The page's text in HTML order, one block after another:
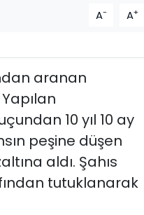
A- A+
aranan
10 yıl 10 ay
peşine düşen
aldı. Şahıs
tutuklanarak